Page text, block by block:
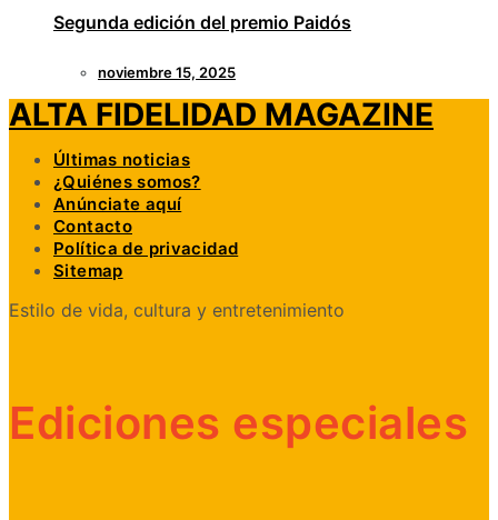
Segunda edición del premio Paidós
noviembre 15, 2025
ALTA FIDELIDAD MAGAZINE
Últimas noticias
¿Quiénes somos?
Anúnciate aquí
Contacto
Política de privacidad
Sitemap
Estilo de vida, cultura y entretenimiento
Ediciones especiales